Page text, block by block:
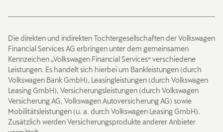
Die direkten und indirekten Tochtergesellschaften der Volkswagen
Financial Services AG erbringen unter dem gemeinsamen
Kennzeichen „Volkswagen Financial Services“ verschiedene
Leistungen. Es handelt sich hierbei um Bankleistungen (durch
Volkswagen Bank GmbH), Leasingleistungen (durch Volkswagen
Leasing GmbH), Versicherungsleistungen (durch Volkswagen
Versicherung AG, Volkswagen Autoversicherung AG) sowie
Mobilitätsleistungen (u. a. durch Volkswagen Leasing GmbH).
Zusätzlich werden Versicherungsprodukte anderer Anbieter